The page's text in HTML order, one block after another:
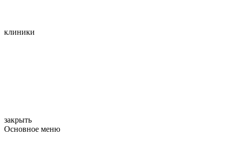
клиники
закрыть
Основное меню